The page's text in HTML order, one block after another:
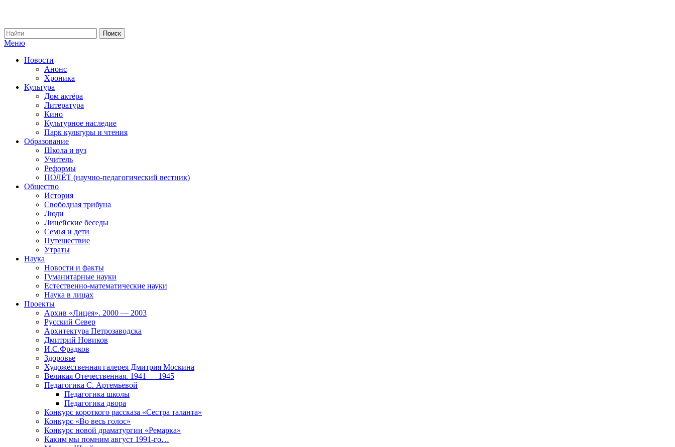
Меню
Новости
Анонс
Хроника
Культура
Дом актёра
Литература
Кино
Культурное наследие
Парк культуры и чтения
Образование
Школа и вуз
Учитель
Реформы
ПОЛЁТ (научно-педагогический вестник)
Общество
История
Свободная трибуна
Люди
Лицейские беседы
Семья и дети
Путешествие
Утраты
Наука
Новости и факты
Гуманитарные науки
Естественно-математические науки
Наука в лицах
Проекты
Архив «Лицея». 2000 — 2003
Русский Север
Архитектура Петрозаводска
Дмитрий Новиков
И.С.Фрадков
Здоровье
Художественная галерея Дмитрия Москина
Великая Отечественная. 1941 — 1945
Педагогика С. Артемьевой
Педагогика школы
Педагогика двора
Конкурс короткого рассказа «Сестра таланта»
Конкурс «Во весь голос»
Конкурс новой драматургии «Ремарка»
Каким мы помним август 1991-го…